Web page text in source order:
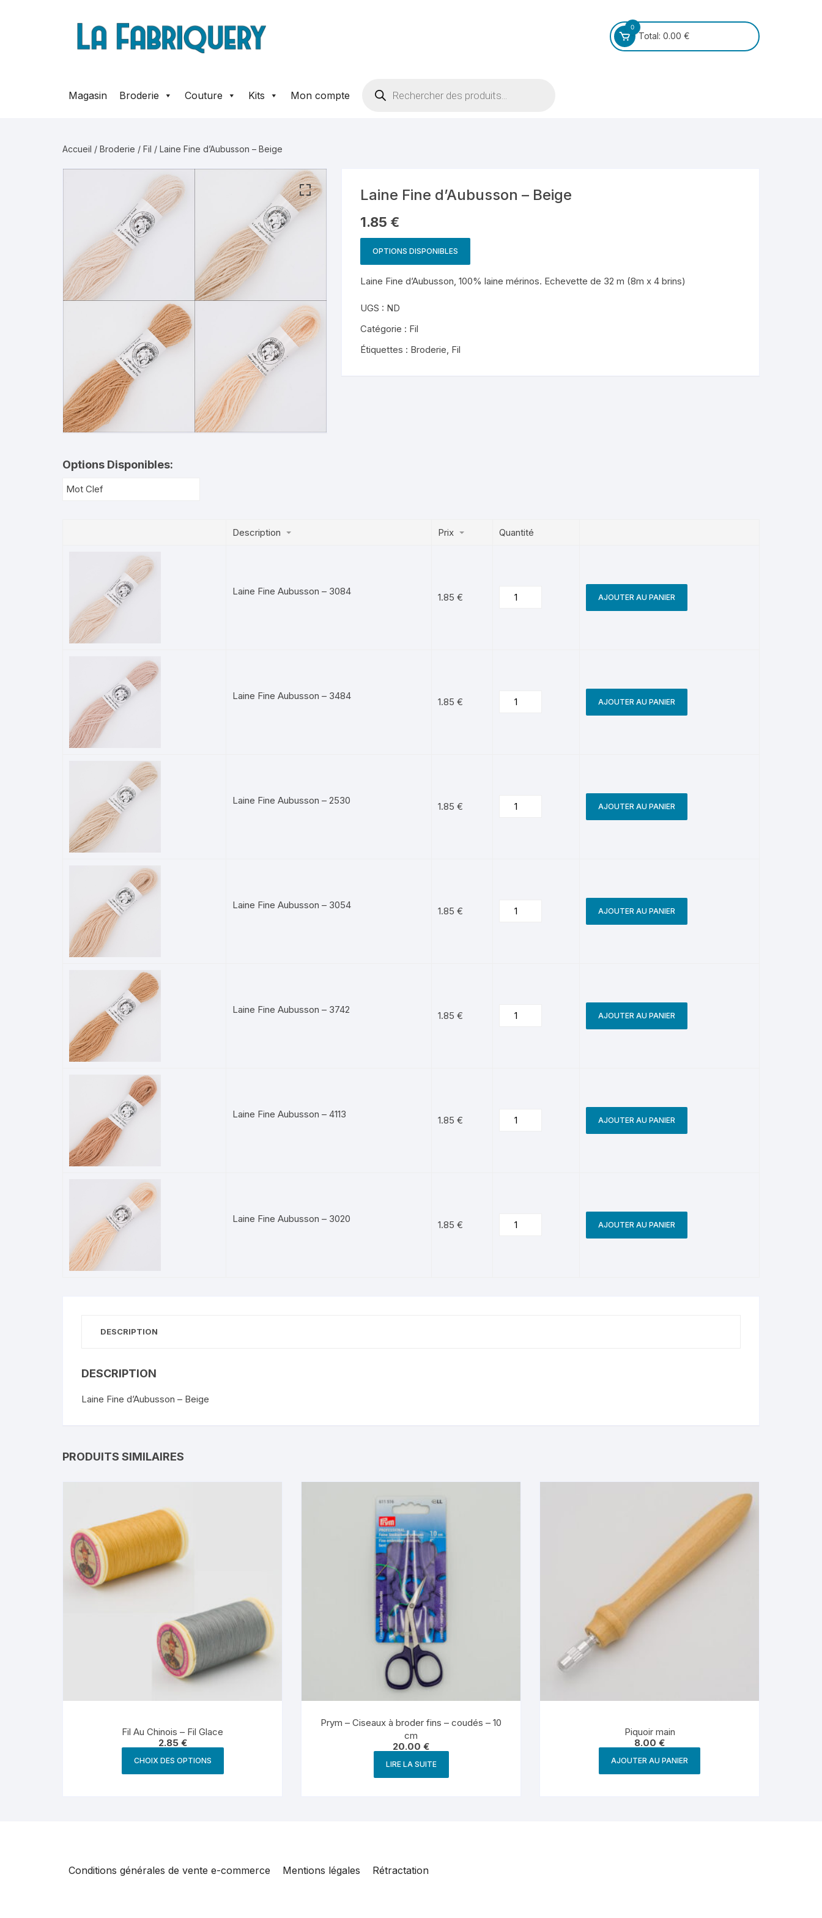
0
Total: 0.00 €
Magasin Broderie Couture Kits Mon compte
Accueil / Broderie / Fil / Laine Fine d’Aubusson – Beige
Laine Fine d’Aubusson – Beige
1.85 €
OPTIONS DISPONIBLES
Laine Fine d’Aubusson, 100% laine mérinos. Echevette de 32 m (8m x 4 brins)
UGS : ND
Catégorie : Fil
Étiquettes : Broderie, Fil
Options Disponibles:
Description Prix Quantité
Laine Fine Aubusson – 3084
1.85 € AJOUTER AU PANIER
Laine Fine Aubusson – 3484
1.85 € AJOUTER AU PANIER
Laine Fine Aubusson – 2530
1.85 € AJOUTER AU PANIER
Laine Fine Aubusson – 3054
1.85 € AJOUTER AU PANIER
Laine Fine Aubusson – 3742
1.85 € AJOUTER AU PANIER
Laine Fine Aubusson – 4113
1.85 € AJOUTER AU PANIER
Laine Fine Aubusson – 3020
1.85 € AJOUTER AU PANIER
DESCRIPTION
DESCRIPTION
Laine Fine d’Aubusson – Beige
PRODUITS SIMILAIRES
Fil Au Chinois – Fil Glace
2.85 €
CHOIX DES OPTIONS
être
Prym – Ciseaux à broder fins – coudés – 10
cm
20.00 €
LIRE LA SUITE
Piquoir main
8.00 €
AJOUTER AU PANIER
Conditions générales de vente e-commerce Mentions légales Rétractation